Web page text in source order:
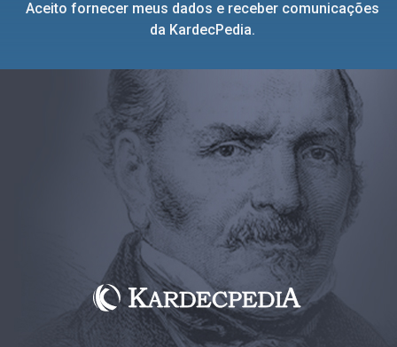
Aceito fornecer meus dados e receber comunicações
da KardecPedia.